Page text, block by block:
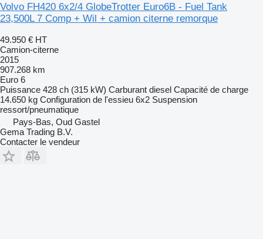
Volvo FH420 6x2/4 GlobeTrotter Euro6B - Fuel Tank
23,500L 7 Comp + Wil + camion citerne remorque
49.950 € HT
Camion-citerne
2015
907.268 km
Euro 6
Puissance 428 ch (315 kW) Carburant diesel Capacité de charge
14.650 kg Configuration de l'essieu 6x2 Suspension
ressort/pneumatique
Pays-Bas, Oud Gastel
Gema Trading B.V.
Contacter le vendeur